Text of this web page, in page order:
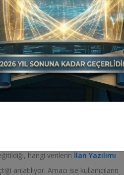
bir grafik şeklinde karşımıza çıkacak.
hangi türde olduğu, hangi şirket
oynamak, kaldırmak ya da
yayımladı.
hangi verilerin İlan Yazılımı
anlatılıyor. Amacı ise kullanıcıların